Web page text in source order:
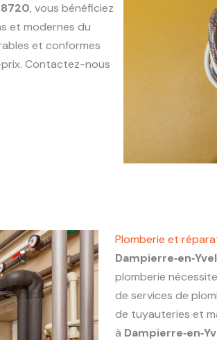
, vous bénéficiez
et modernes du
et conformes
Contactez-nous
Plomberie et
plomberie
de services de
de tuyauteries et
à